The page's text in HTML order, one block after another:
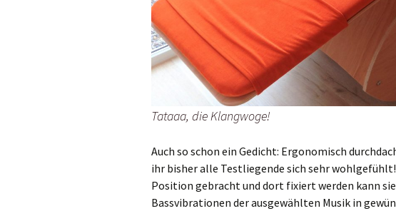
Tataaa, die Klangwoge!
Auch so schon ein Gedicht: Ergonomisch
ihr bisher alle Testliegende sich sehr
Position gebracht und dort fixiert werden kann
Bassvibrationen der ausgewählten Musik in